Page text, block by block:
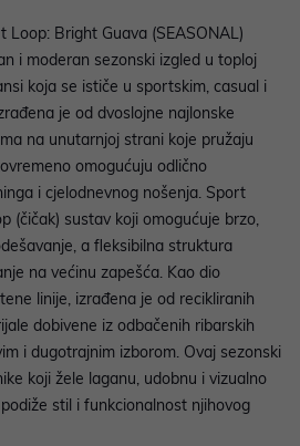
Bright Guava (SEASONAL)
i moderan sezonski izgled u toploj
koja se ističe u sportskim, casual i
je od dvoslojne najlonske
na unutarnjoj strani koje pružaju
omogućuju odlično
i cjelodnevnog nošenja. Sport
(čičak) sustav koji omogućuje brzo,
a fleksibilna struktura
na većinu zapešća. Kao dio
linije, izrađena je od recikliranih
dobivene iz odbačenih ribarskih
i dugotrajnim izborom. Ovaj sezonski
koji žele laganu, udobnu i vizualno
stil i funkcionalnost njihovog